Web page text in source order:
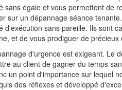
sans égale et vous permettent de
sur un dépannage séance
d'exécution sans pareille. Ils sont
et de vous prodiguer de
d'urgence est exigeant. Le
au client de gagner du temps
un point d'importance sur lequel
des réflexes et développé